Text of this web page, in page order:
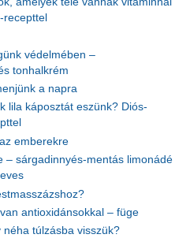
védelmében –
tonhalkrém
a napra
lila káposztát eszünk? Diós-
emberekre
– sárgadinnyés-mentás limonádé
antioxidánsokkal – füge
túlzásba visszük?